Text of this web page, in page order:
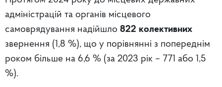
адміністрацій та органів місцевого
самоврядування надійшло 822 колективних
звернення (1,8 %), що у порівнянні з попереднім
роком більше на 6,6 % (за 2023 рік – 771 або 1,5
%).